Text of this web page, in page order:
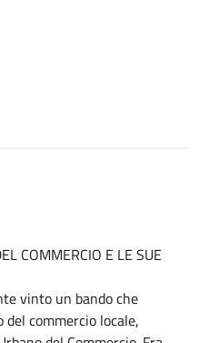
COMMERCIO E LE SUE
vinto un bando che
commercio locale,